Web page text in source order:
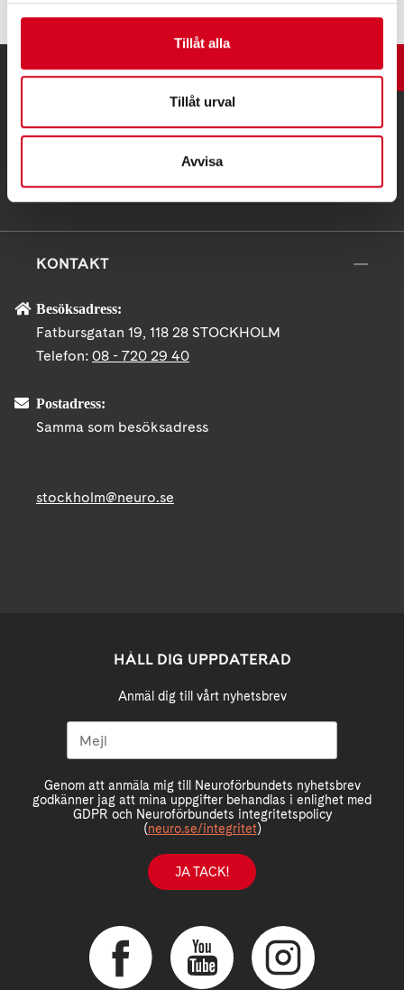
Tillåt alla
Tillåt urval
Avvisa
UPP
KONTAKT
Besöksadress:
Fatbursgatan 19, 118 28 STOCKHOLM
Telefon: 08 - 720 29 40
Postadress:
Samma som besöksadress
stockholm@neuro.se
HÅLL DIG UPPDATERAD
Anmäl dig till vårt nyhetsbrev
Genom att anmäla mig till Neuroförbundets nyhetsbrev
godkänner jag att mina uppgifter behandlas i enlighet med
GDPR och Neuroförbundets integritetspolicy
(neuro.se/integritet)
JA TACK!